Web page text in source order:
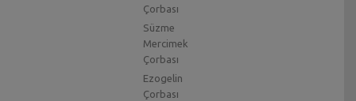
Çorbası
Süzme
Mercimek
Çorbası
Ezogelin
Çorbası